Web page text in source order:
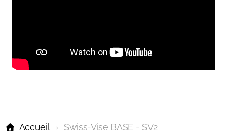
Accueil Swiss-Vise BASE - SV2